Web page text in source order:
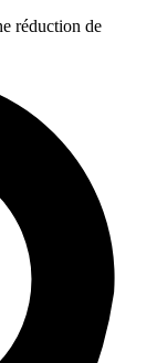
réduction de